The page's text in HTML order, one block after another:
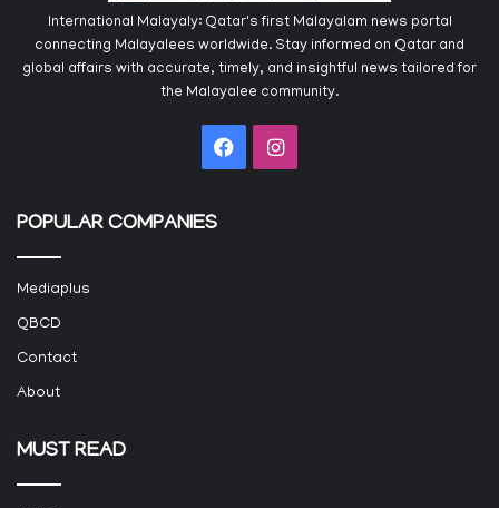
International Malayaly: Qatar's first Malayalam news portal
connecting Malayalees worldwide. Stay informed on Qatar and
global affairs with accurate, timely, and insightful news tailored for
the Malayalee community.
FacebookInstagram
POPULAR COMPANIES
Mediaplus
QBCD
Contact
About
MUST READ